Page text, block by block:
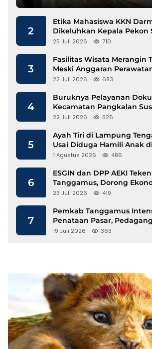
2
Etika Mahasiswa KKN
Dikeluhkan Kepala Pekon
25 Juli 2026 710
3
Fasilitas Wisata Merangin
Meski Anggaran
Mengalir
22 Juli 2026 683
4
Buruknya Pelayanan
Kecamatan Pangkalan
Disdukcapil Langkat Disorot
22 Juli 2026 526
5
Ayah Tiri di Lampung
Usai Diduga Hamili Anak
1 Agustus 2026 486
6
ESGIN dan DPP AEKI
Tanggamus, Dorong
Berbasis Kopi dan
23 Juli 2026 419
7
Pemkab Tanggamus
Penataan Pasar,
Tempati Pasar Modern
19 Juli 2026 363